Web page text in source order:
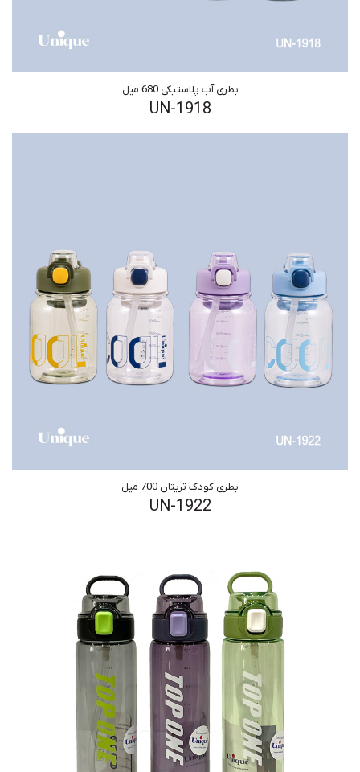
بطری آب پلاستیکی 680 میل
UN-1918
بطری کودک تریتان 700 میل
UN-1922